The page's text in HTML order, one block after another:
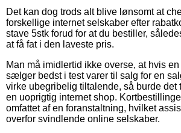
Det kan dog trods alt blive lønsomt at
forskellige internet selskaber efter
stave 5stk forud for at du bestiller,
at få fat i den laveste pris.
Man må imidlertid ikke overse, at hvis
sælger bedst i test varer til salg for en
virke ubegribelig tiltalende, så burde det
en uoprigtig internet shop.
omfattet af en foranstaltning, hvilket
overfor svindlende online selskaber.